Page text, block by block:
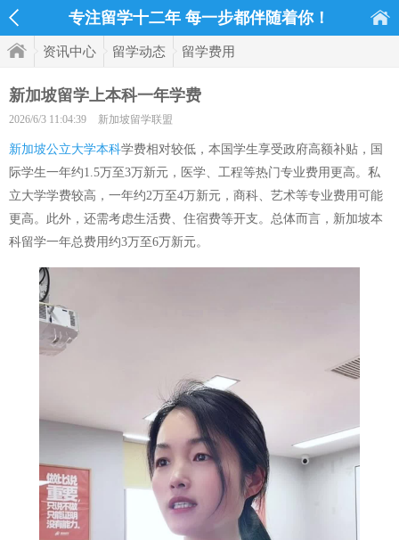
专注留学十二年 每一步都伴随着你！
资讯中心 留学动态 留学费用
新加坡留学上本科一年学费
2026/6/3 11:04:39 新加坡留学联盟
新加坡公立大学本科学费相对较低，本国学生享受政府高额补贴，国
际学生一年约1.5万至3万新元，医学、工程等热门专业费用更高。私
立大学学费较高，一年约2万至4万新元，商科、艺术等专业费用可能
更高。此外，还需考虑生活费、住宿费等开支。总体而言，新加坡本
科留学一年总费用约3万至6万新元。